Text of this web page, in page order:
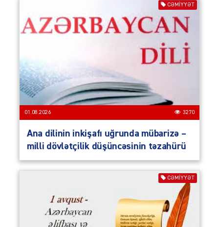
CƏMIYYƏT
01.08.2026 3270
Ana dilinin inkişafı uğrunda mübarizə –
milli dövlətçilik düşüncəsinin təzahürü
CƏMIYYƏT